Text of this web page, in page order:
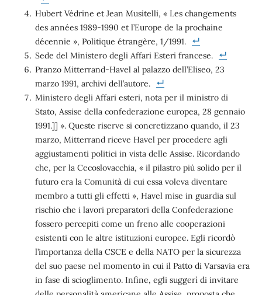
Hubert Védrine et Jean Musitelli, « Les changements
des années 1989-1990 et l’Europe de la prochaine
décennie », Politique étrangère, 1/1991.
Sede del Ministero degli Affari Esteri francese.
Pranzo Mitterrand-Havel al palazzo dell’Eliseo, 23
marzo 1991, archivi dell’autore.
Ministero degli Affari esteri, nota per il ministro di
Stato, Assise della confederazione europea, 28 gennaio
1991.]] ». Queste riserve si concretizzano quando, il 23
marzo, Mitterrand riceve Havel per procedere agli
aggiustamenti politici in vista delle Assise. Ricordando
che, per la Cecoslovacchia, « il pilastro più solido per il
futuro era la Comunità di cui essa voleva diventare
membro a tutti gli effetti », Havel mise in guardia sul
rischio che i lavori preparatori della Confederazione
fossero percepiti come un freno alle cooperazioni
esistenti con le altre istituzioni europee. Egli ricordò
l’importanza della CSCE e della NATO per la sicurezza
del suo paese nel momento in cui il Patto di Varsavia era
in fase di scioglimento. Infine, egli suggerì di invitare